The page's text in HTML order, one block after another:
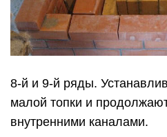
8-й и 9-й ряды.
малой топки и
внутренними каналами.